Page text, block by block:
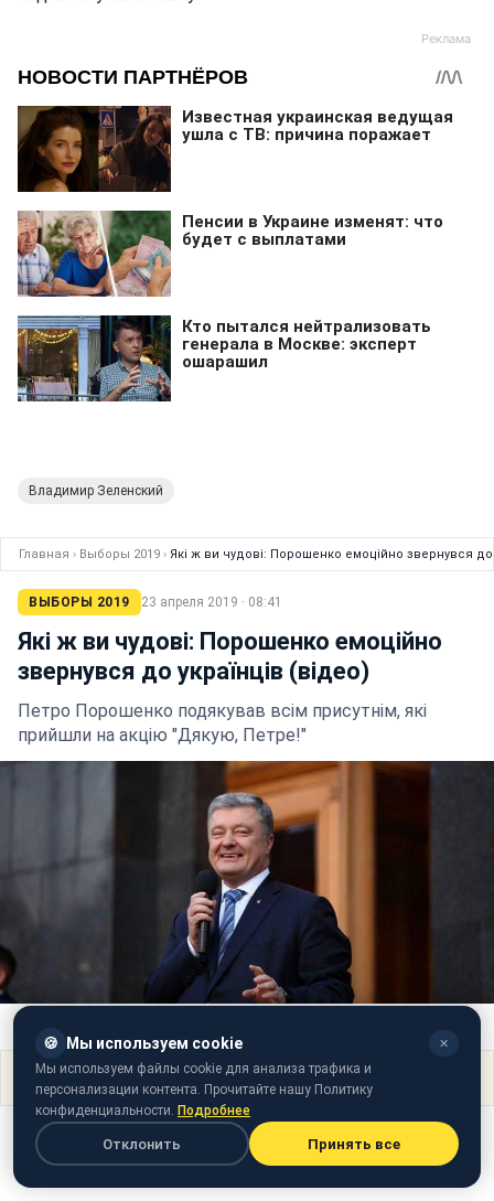
Владимир Зеленский
Главная › Выборы 2019 › Які ж ви чудові: Порошенко емоційно звернувся до
ВЫБОРЫ 2019 23 апреля 2019 · 08:41
Які ж ви чудові: Порошенко емоційно
звернувся до українців (відео)
Петро Порошенко подякував всім присутнім, які
прийшли на акцію "Дякую, Петре!"
Поделиться
🍪 Мы используем cookie ✕
Мы используем файлы cookie для анализа трафика и
персонализации контента. Прочитайте нашу Политику
конфиденциальности. Подробнее
Отклонить Принять все